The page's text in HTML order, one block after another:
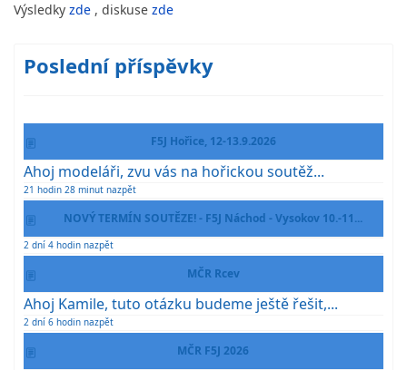
Výsledky zde , diskuse zde
Poslední příspěvky
F5J Hořice, 12-13.9.2026
Ahoj modeláři, zvu vás na hořickou soutěž...
21 hodin 28 minut nazpět
NOVÝ TERMÍN SOUTĚZE! - F5J Náchod - Vysokov 10.-11...
2 dní 4 hodin nazpět
MČR Rcev
Ahoj Kamile, tuto otázku budeme ještě řešit,...
2 dní 6 hodin nazpět
MČR F5J 2026